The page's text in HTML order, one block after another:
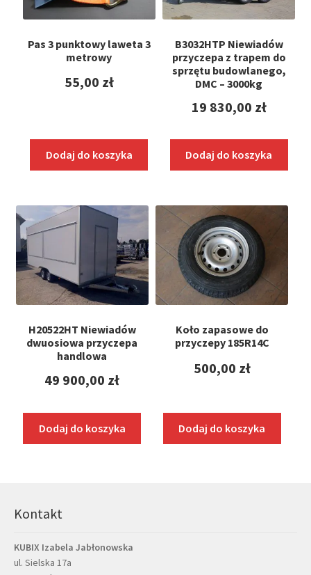
Pas 3 punktowy laweta 3
metrowy
55,00 zł
Dodaj do koszyka
B3032HTP Niewiadów
przyczepa z trapem do
sprzętu budowlanego,
DMC – 3000kg
19 830,00 zł
Dodaj do koszyka
H20522HT Niewiadów
dwuosiowa przyczepa
handlowa
49 900,00 zł
Dodaj do koszyka
Koło zapasowe do
przyczepy 185R14C
500,00 zł
Dodaj do koszyka
Kontakt
KUBIX Izabela Jabłonowska
ul. Sielska 17a